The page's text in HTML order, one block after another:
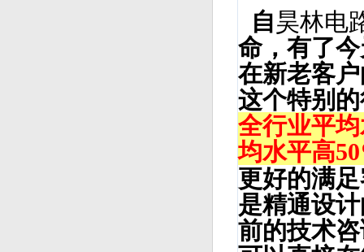
自昊林电
命，有了
在新老客
这个特别
全行业平
均水平高
更好的满
是精通设
前的技术